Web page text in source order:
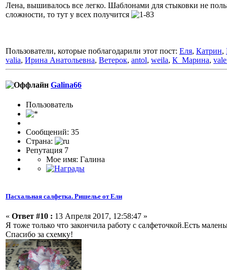
Лена, вышивалось все легко. Шаблонами для стыковки не
сложности, то тут у всех получится
Пользователи, которые поблагодарили этот пост: Еля, Катрин,
valia, Ирина Анатольевна, Ветерок, antol, weila, К_Марина,
Galina66
Пользоватeль
Сообщений: 35
Страна:
Репутация 7
Мое имя: Галина
Пасхальная салфетка. Ришелье от Ели
« Ответ #10 : 13 Апреля 2017, 12:58:47 »
Я тоже только что закончила работу с салфеточкой.Есть
Спасибо за схемку!